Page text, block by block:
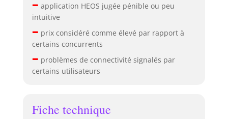
application HEOS jugée pénible ou peu
intuitive
– prix considéré comme élevé par rapport à
certains concurrents
– problèmes de connectivité signalés par
certains utilisateurs
Fiche technique